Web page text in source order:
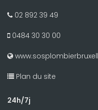
02 892 39 49
0484 30 30 00
Plan du site
24h/7j